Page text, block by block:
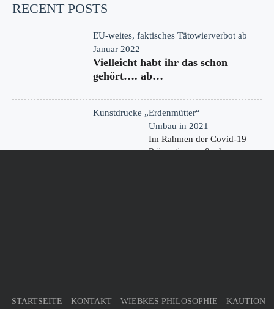
RECENT POSTS
EU-weites, faktisches Tätowierverbot ab
Januar 2022
Vielleicht habt ihr das schon
gehört…. ab…
Kunstdrucke „Erdenmütter“
Umbau in 2021
Im Rahmen der Covid-19
Präventionsmaßnahmen
STARTSEITE KONTAKT WIEBKES PHILOSOPHIE KAUTION